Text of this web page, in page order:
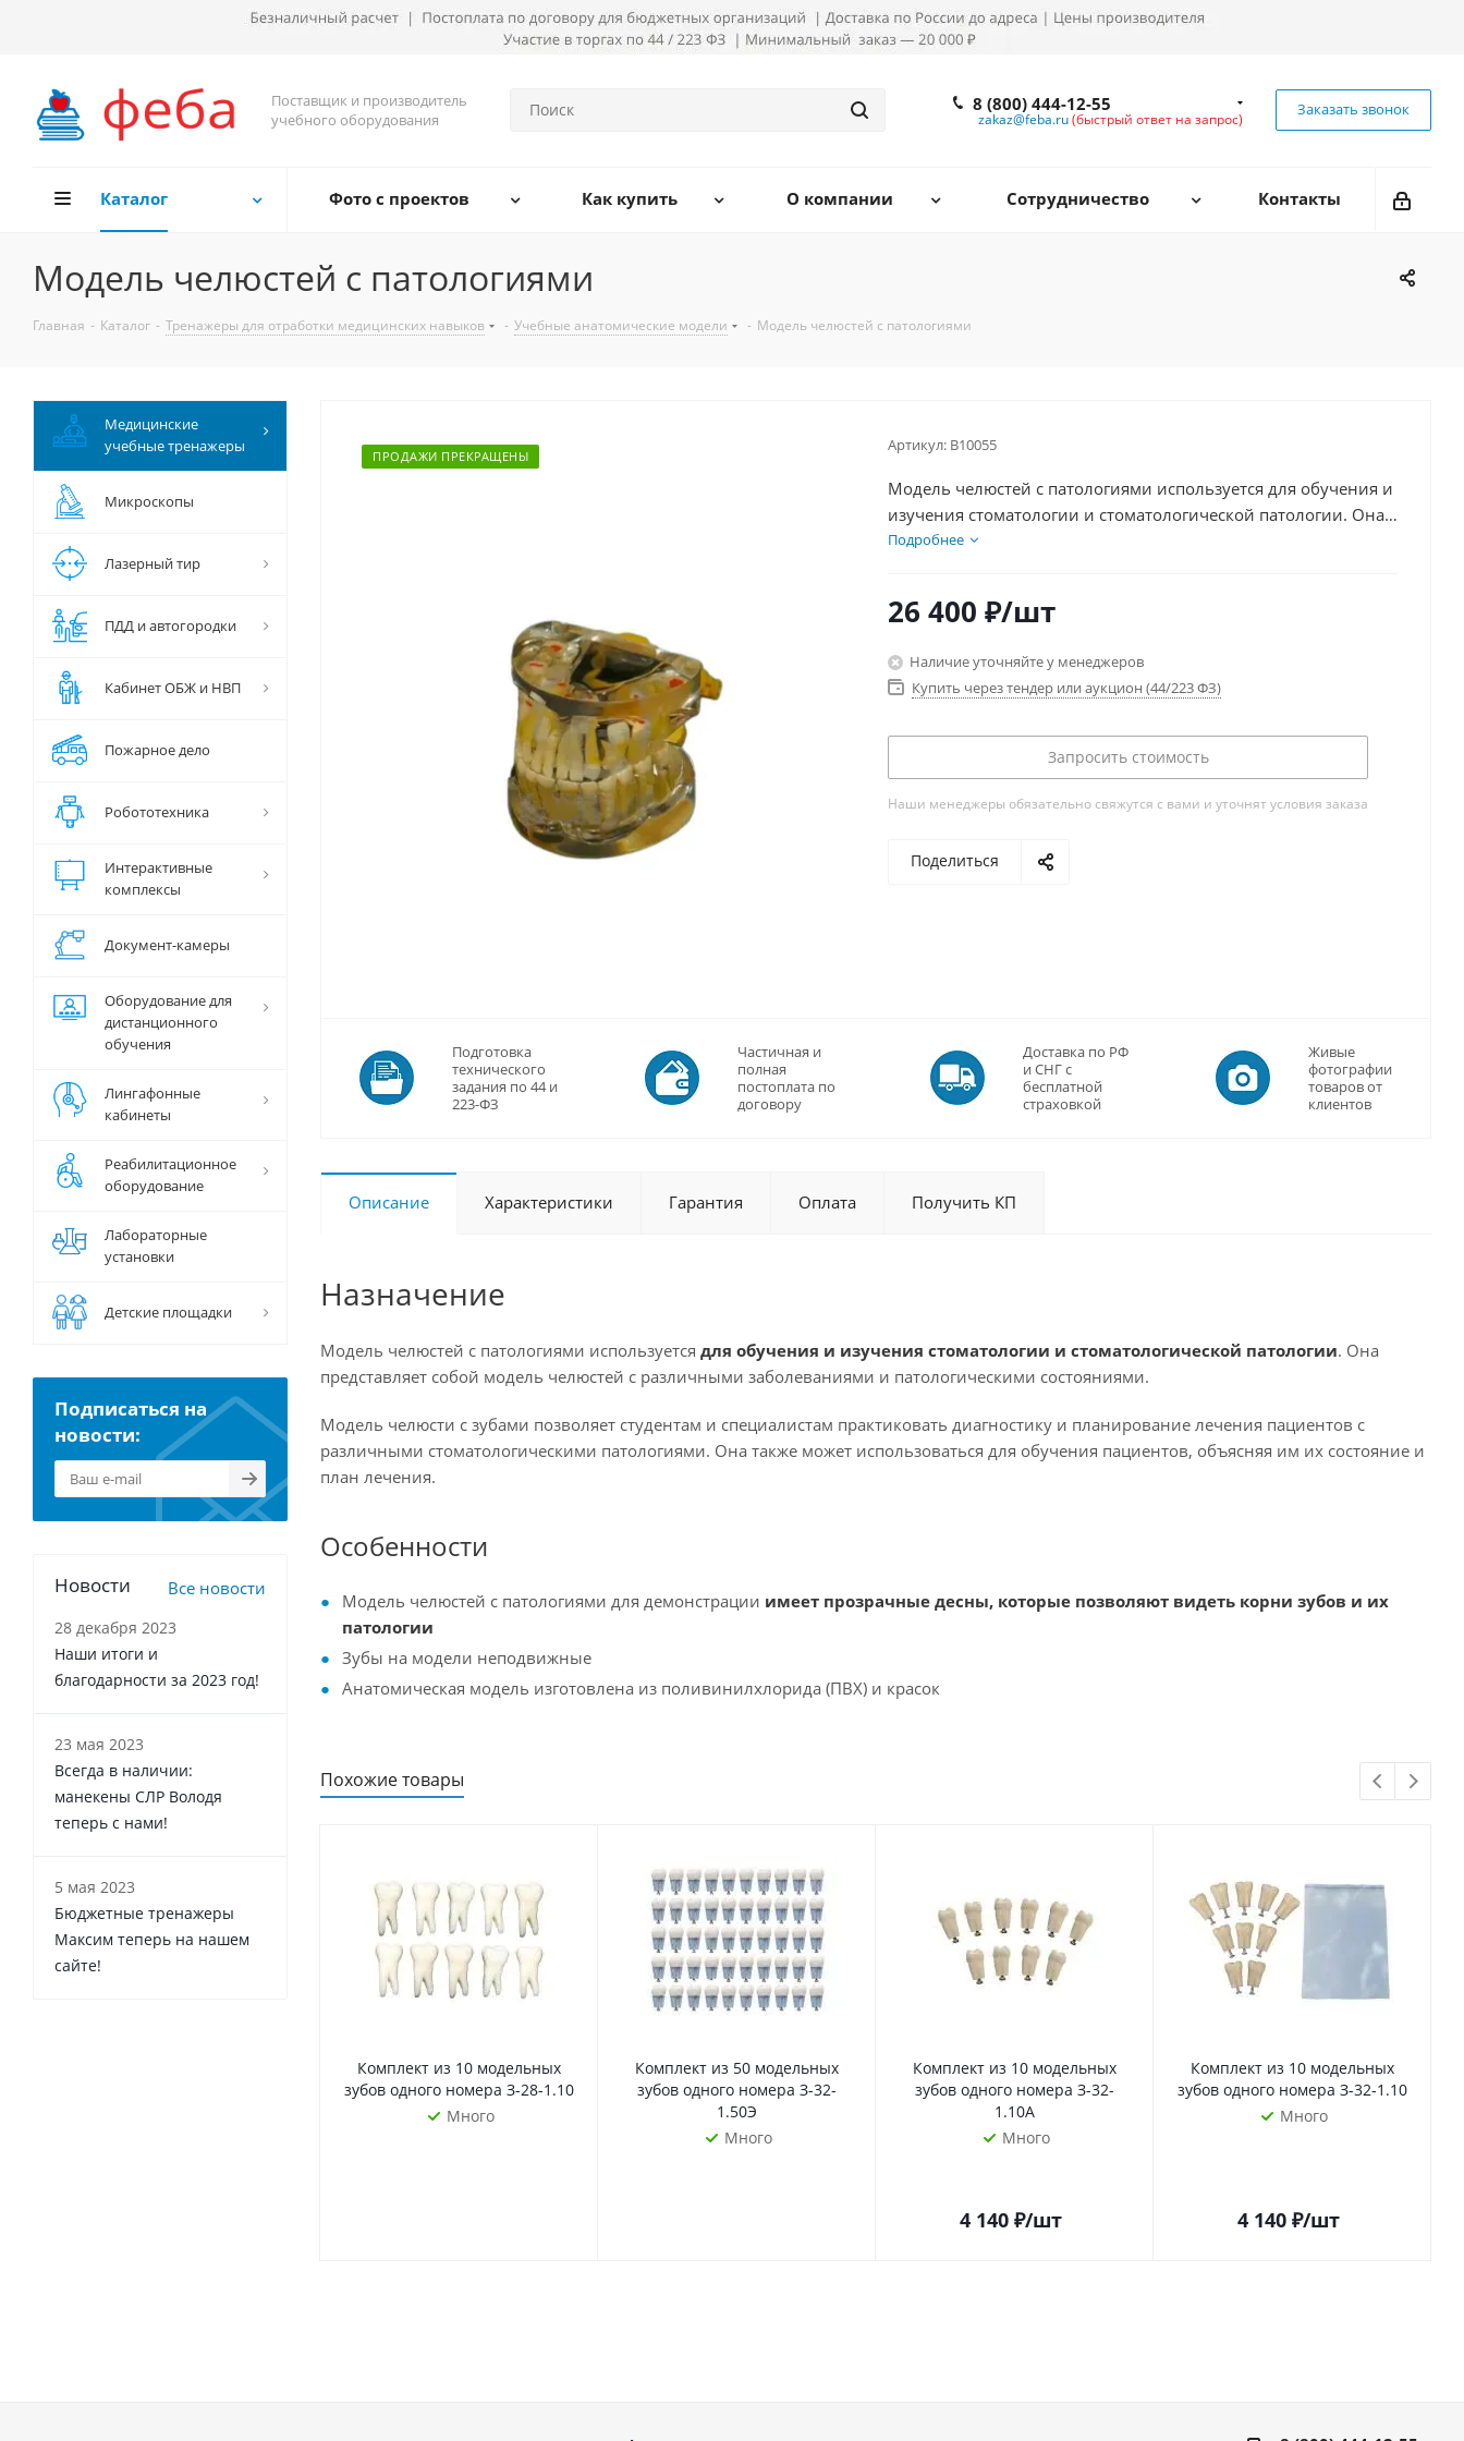
Поставщик и производитель
учебного оборудования
8 (800) 444-12-55
zakaz@feba.ru(быстрый ответ на запрос)
Заказать звонок
Каталог Фото с проектов Как купить О компании Сотрудничество Контакты
Модель челюстей с патологиями
Главная - Каталог - Тренажеры для отработки медицинских навыков - Учебные анатомические модели - Модель челюстей с патологиями
ПРОДАЖИ ПРЕКРАЩЕНЫ
Артикул: B10055
Модель челюстей с патологиями используется для обучения и
изучения стоматологии и стоматологической патологии. Она
представляет собой модель челюстей с различными
Подробнее
26 400 ₽/шт
Наличие уточняйте у менеджеров
Купить через тендер или аукцион (44/223 ФЗ)
Запросить стоимость
Наши менеджеры обязательно свяжутся с вами и уточнят условия заказа
Поделиться
Подготовка
технического
задания по 44 и
223-ФЗ
Частичная и
полная
постоплата по
договору
Доставка по РФ
и СНГ с
бесплатной
страховкой
Живые
фотографии
товаров от
клиентов
Описание Характеристики Гарантия Оплата Получить КП
Назначение
Модель челюстей с патологиями используется для обучения и изучения стоматологии и стоматологической патологии. Она
представляет собой модель челюстей с различными заболеваниями и патологическими состояниями.
Модель челюсти с зубами позволяет студентам и специалистам практиковать диагностику и планирование лечения пациентов с
различными стоматологическими патологиями. Она также может использоваться для обучения пациентов, объясняя им их состояние и
план лечения.
Особенности
Модель челюстей с патологиями для демонстрации имеет прозрачные десны, которые позволяют видеть корни зубов и их
патологии
Зубы на модели неподвижные
Анатомическая модель изготовлена из поливинилхлорида (ПВХ) и красок
Похожие товары
Комплект из 10 модельных
зубов одного номера З-28-1.10
Много
Комплект из 50 модельных
зубов одного номера З-32-
1.50Э
Много
Комплект из 10 модельных
зубов одного номера З-32-
1.10А
Много
4 140 ₽/шт
Комплект из 10 модельных
зубов одного номера З-32-1.10
Много
4 140 ₽/шт
Медицинские
учебные тренажеры
Микроскопы
Лазерный тир
ПДД и автогородки
Кабинет ОБЖ и НВП
Пожарное дело
Робототехника
Интерактивные
комплексы
Документ-камеры
Оборудование для
дистанционного
обучения
Лингафонные
кабинеты
Реабилитационное
оборудование
Лабораторные
установки
Детские площадки
Подписаться на
новости:
Новости Все новости
28 декабря 2023
Наши итоги и
благодарности за 2023 год!
23 мая 2023
Всегда в наличии:
манекены СЛР Володя
теперь с нами!
5 мая 2023
Бюджетные тренажеры
Максим теперь на нашем
сайте!